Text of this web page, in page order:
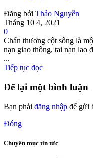
Đăng bởi Thảo Nguyễn
Tháng 10 4, 2021
0
Chấn thương cột sống là
nạn giao thông, tai nạn lao
...
Tiếp tục đọc
Để lại một bình luận
Bạn phải đăng nhập để gửi
Đóng
Chuyên mục tin tức